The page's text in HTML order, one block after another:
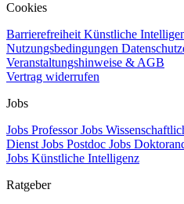
Cookies
BarrierefreiheitKünstliche
Nutzungsbedingungen
Veranstaltungshinweise & AGB
Vertrag widerrufen
Jobs
Jobs ProfessorJobs
DienstJobs Postdoc Jobs
Jobs Künstliche Intelligenz
Ratgeber